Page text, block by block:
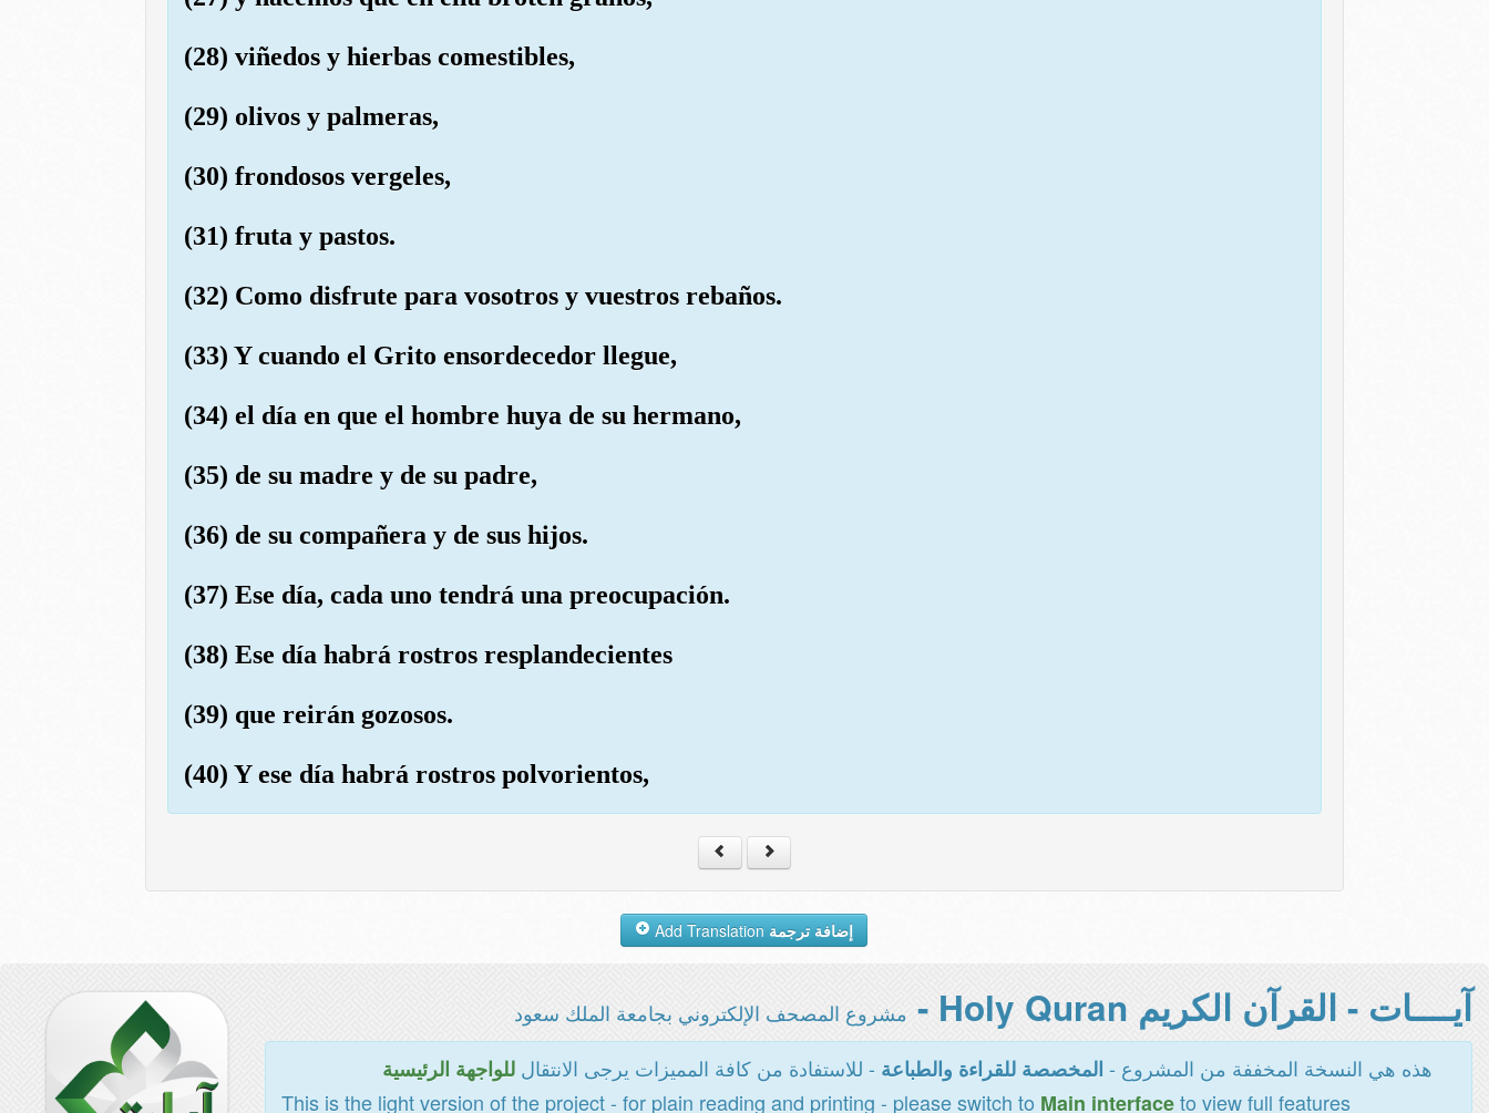
(28) viñedos y hierbas comestibles,
(29) olivos y palmeras,
(30) frondosos vergeles,
(31) fruta y pastos.
(32) Como disfrute para vosotros y vuestros rebaños.
(33) Y cuando el Grito ensordecedor llegue,
(34) el día en que el hombre huya de su hermano,
(35) de su madre y de su padre,
(36) de su compañera y de sus hijos.
(37) Ese día, cada uno tendrá una preocupación.
(38) Ese día habrá rostros resplandecientes
(39) que reirán gozosos.
(40) Y ese día habrá rostros polvorientos,
إضافة ترجمة
آيــــات - القرآن الكريم Holy Quran - مشروع المصحف الإلكتروني بجامعة الملك سعود
هذه هي النسخة المخففة من المشروع - المخصصة للقراءة والطباعة - للاستفادة من كافة المميزات يرجى الانتقالللواجهة الرئيسية
This is the light version of the project - for plain reading and printing - please switch to Main interfaceto view full features